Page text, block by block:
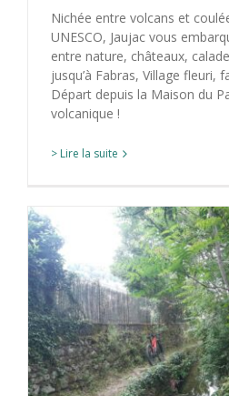
Nichée entre volcans et
UNESCO, Jaujac vous
entre nature, châteaux,
jusqu’à Fabras, Village fleuri,
Départ depuis la Maison du
volcanique !
> Lire la suite